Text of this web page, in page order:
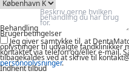
Behandling
Brugerbetingelser
Jeg giver samtykke til, at
oplysninger til udvalgte tandklinikker
kontaktet via telefon og/eller e-mail.
tilbagekaldes ved at skrive til
personoplysninger.
Indhent tilbud